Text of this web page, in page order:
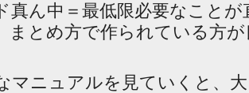
真ん中＝最低限必要なこと
まとめ方で作られている方
マニュアルを見ていくと、